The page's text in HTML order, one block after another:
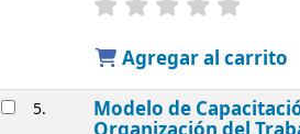
Agregar al carrito
5. Modelo de